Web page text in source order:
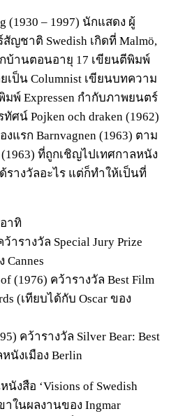
(1930 – 1997) นักแสดง ผู้
ญชาติ Swedish เกิดที่ Malmö,
กบ้านตอนอายุ 17 เขียนตีพิมพ์
เป็น Columnist เขียนบทความ
พ์ Expressen กำกับภาพยนตร์
ศน์ Pojken och draken (1962)
แรก Barnvagnen (1963) ตาม
(1963) ที่ถูกเชิญไปเทศกาลหนัง
รางวัลอะไร แต่ก็ทำให้เป็นที่
าทิ
ารางวัล Special Jury Prize
Cannes
(1976) คว้ารางวัล Best Film
(เทียบได้กับ Oscar ของ
คว้ารางวัล Silver Bear: Best
นังเมือง Berlin
งสือ ‘Visions of Swedish
าในผลงานของ Ingmar